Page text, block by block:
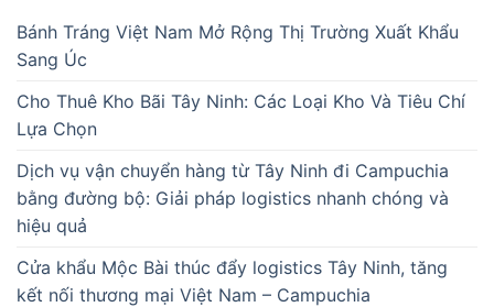
Bánh Tráng Việt Nam Mở Rộng Thị Trường Xuất Khẩu
Sang Úc
Cho Thuê Kho Bãi Tây Ninh: Các Loại Kho Và Tiêu Chí
Lựa Chọn
Dịch vụ vận chuyển hàng từ Tây Ninh đi Campuchia
bằng đường bộ: Giải pháp logistics nhanh chóng và
hiệu quả
Cửa khẩu Mộc Bài thúc đẩy logistics Tây Ninh, tăng
kết nối thương mại Việt Nam – Campuchia